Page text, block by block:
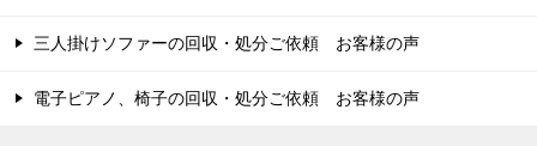
三人掛けソファーの回収・処分ご依頼 お客様の声
電子ピアノ、椅子の回収・処分ご依頼 お客様の声